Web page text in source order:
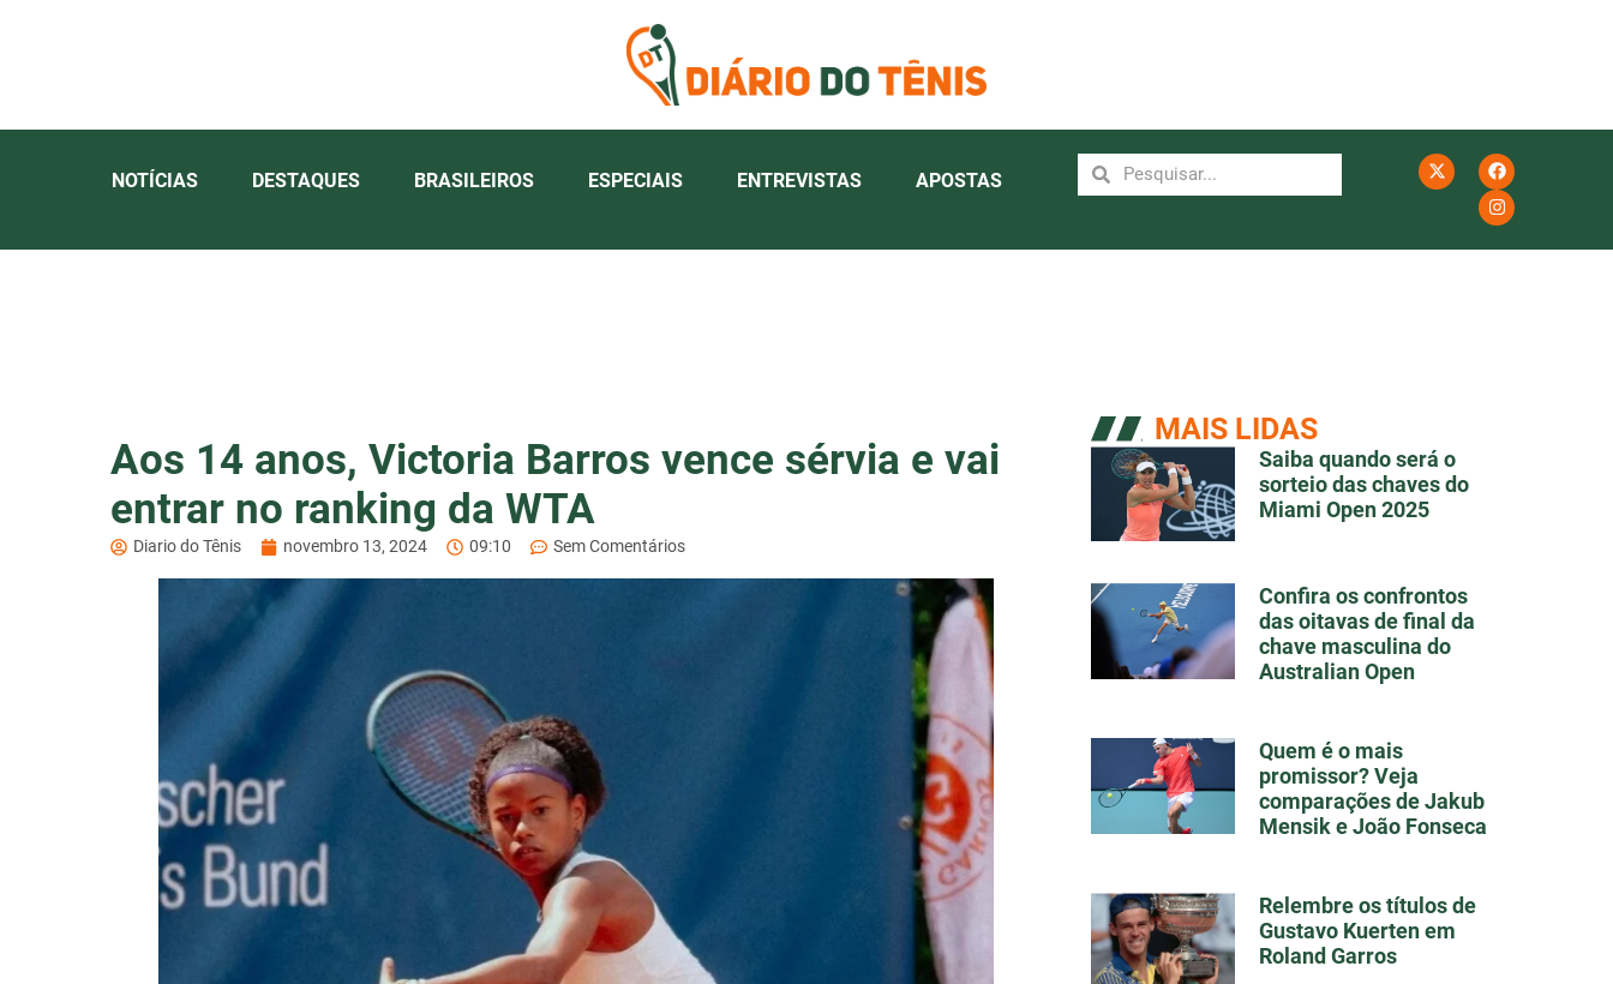
NOTÍCIAS DESTAQUES BRASILEIROS ESPECIAIS ENTREVISTAS APOSTAS
Aos 14 anos, Victoria Barros vence sérvia e vai
entrar no ranking da WTA
Diario do Tênis novembro 13, 2024 09:10 Sem Comentários
MAIS LIDAS
Saiba quando será o
sorteio das chaves do
Miami Open 2025
Confira os confrontos
das oitavas de final da
chave masculina do
Australian Open
Quem é o mais
promissor? Veja
comparações de Jakub
Mensik e João Fonseca
Relembre os títulos de
Gustavo Kuerten em
Roland Garros